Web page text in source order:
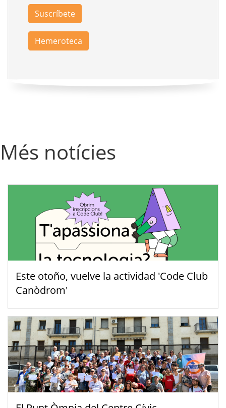
Suscríbete
Hemeroteca
Més notícies
Este otoño, vuelve la actividad 'Code Club
Canòdrom'